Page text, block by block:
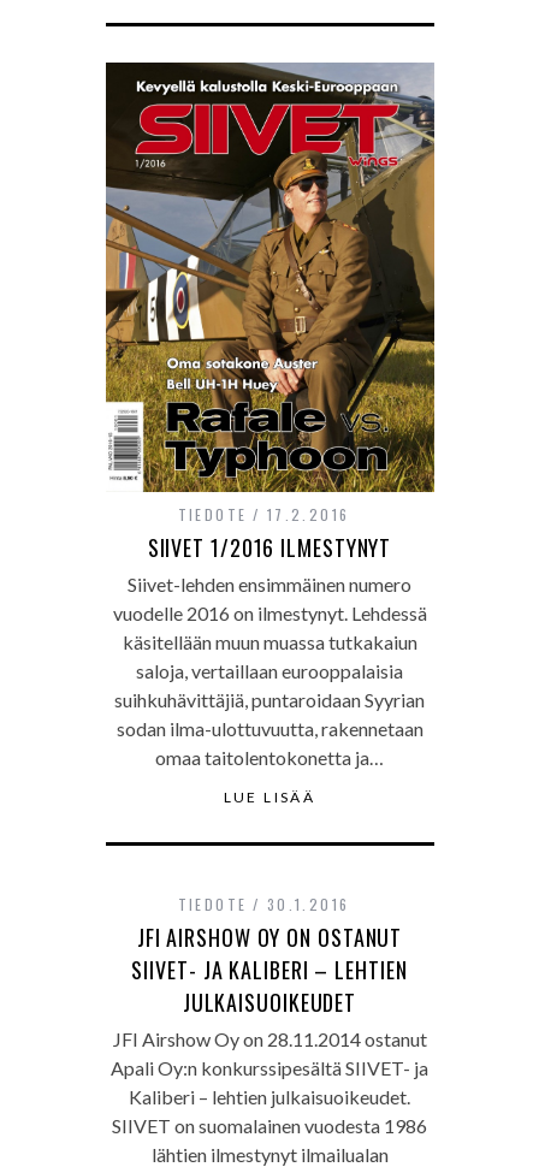
TIEDOTE 17.2.2016
SIIVET 1/2016 ILMESTYNYT
Siivet-lehden ensimmäinen numero
vuodelle 2016 on ilmestynyt. Lehdessä
käsitellään muun muassa tutkakaiun
saloja, vertaillaan eurooppalaisia
suihkuhävittäjiä, puntaroidaan Syyrian
sodan ilma-ulottuvuutta, rakennetaan
omaa taitolentokonetta ja…
LUE LISÄÄ
TIEDOTE 30.1.2016
JFI AIRSHOW OY ON OSTANUT
SIIVET- JA KALIBERI – LEHTIEN
JULKAISUOIKEUDET
JFI Airshow Oy on 28.11.2014 ostanut
Apali Oy:n konkurssipesältä SIIVET- ja
Kaliberi – lehtien julkaisuoikeudet.
SIIVET on suomalainen vuodesta 1986
lähtien ilmestynyt ilmailualan